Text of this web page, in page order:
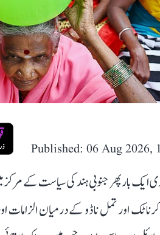
Published: 06 Aug 2026,
بار پھر جنوبی ہند کی سیاست کے مرکز
اور تمل ناڈو کے درمیان الزامات